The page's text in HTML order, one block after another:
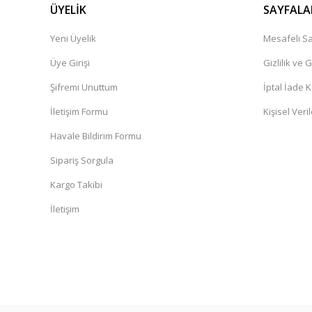
ÜYELİK
Yeni Üyelik
Üye Girişi
Şifremi Unuttum
İletişim Formu
Havale Bildirim Formu
Sipariş Sorgula
Kargo Takibi
İletişim
Mesafeli
Gizlilik ve
İptal İade
Kişisel